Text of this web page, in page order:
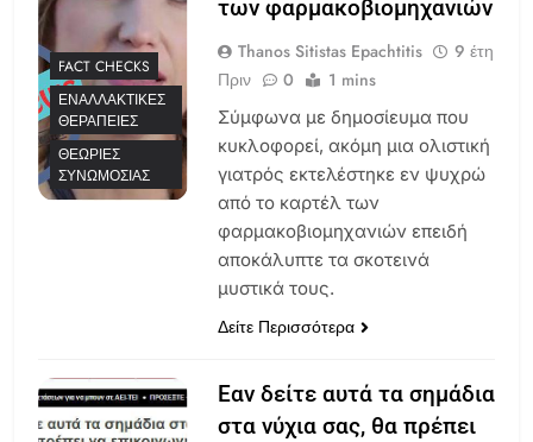
FACT CHECKS
ΕΝΑΛΛΑΚΤΙΚΈΣ
ΘΕΡΑΠΕΊΕΣ
ΘΕΩΡΊΕΣ
ΣΥΝΩΜΟΣΊΑΣ
των φαρμακοβιομηχανιών
Thanos Sitistas Epachtitis
9 έτη
Πριν
0 1 mins
Σύμφωνα με δημοσίευμα που
κυκλοφορεί, ακόμη μια ολιστική
γιατρός εκτελέστηκε εν ψυχρώ
από το καρτέλ των
φαρμακοβιομηχανιών επειδή
αποκάλυπτε τα σκοτεινά
μυστικά τους.
Δείτε Περισσότερα
Εαν δείτε αυτά τα σημάδια
στα νύχια σας, θα πρέπει